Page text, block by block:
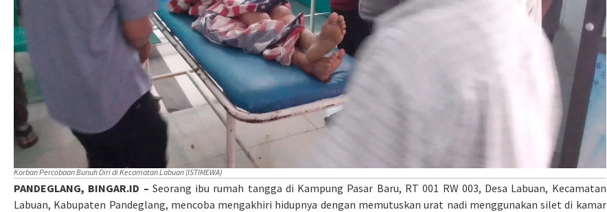
Korban Percobaan Bunuh Diri di Kecamatan Labuan (ISTIMEWA)
PANDEGLANG, BINGAR.ID – Seorang ibu rumah tangga di Kampung Pasar Baru, RT 001 RW 003, Desa Labuan, Kecamatan
Labuan, Kabupaten Pandeglang, mencoba mengakhiri hidupnya dengan memutuskan urat nadi menggunakan silet di kamar